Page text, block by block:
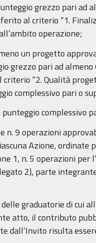
grezzo pari ad
al criterio “1.
operazione;
un progetto
grezzo pari ad
“2. Qualità
complessivo pari o
complessivo
n. 9 operazioni
Azione, ordinate
1, n. 5 operazioni per
2), parte
graduatorie di cui
atto, il contributo
dall’Invito risulta